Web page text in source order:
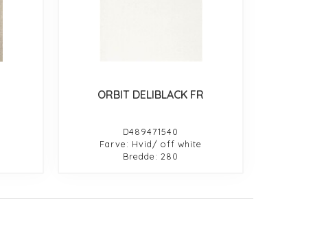
ORBIT DELIBLACK FR
D489471540
Farve: Hvid/ off white
Bredde: 280